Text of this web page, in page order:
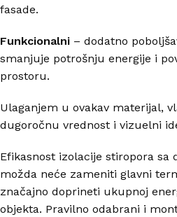
fasade.
Funkcionalni – dodatno
smanjuje potrošnju energije i
prostoru.
Ulaganjem u ovakav materijal,
dugoročnu vrednost i vizuelni
Efikasnost izolacije stiropora
možda neće zameniti glavni
značajno doprineti ukupnoj
objekta. Pravilno odabrani i